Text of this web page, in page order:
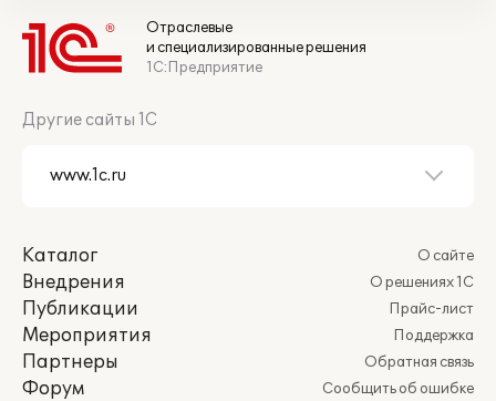
Отраслевые
и специализированные решения
1С:Предприятие
Другие сайты 1С
Каталог
Внедрения
Публикации
Мероприятия
Партнеры
Форум
О сайте
О решениях 1С
Прайс-лист
Поддержка
Обратная связь
Сообщить об ошибке